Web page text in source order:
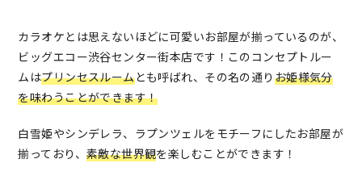
カラオケとは思えないほどに可愛いお部屋が揃っているのが、
ビッグエコー渋谷センター街本店です！このコンセプトルー
ムはプリンセスルームとも呼ばれ、その名の通り お姫様気分
を味わうことができます！
白雪姫やシンデレラ、ラプンツェルをモチーフにしたお部屋が
揃っており、 素敵な世界観を楽しむことができます！